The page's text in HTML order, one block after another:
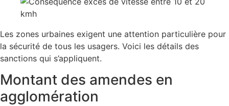
Les zones urbaines exigent une attention particulière pour
la sécurité de tous les usagers. Voici les détails des
sanctions qui s’appliquent.
Montant des amendes en
agglomération